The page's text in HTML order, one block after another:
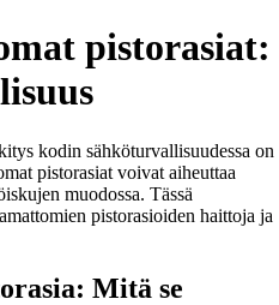
pistorasiat:
kodin sähköturvallisuudessa on
pistorasiat voivat aiheuttaa
muodossa. Tässä
pistorasioiden haittoja ja
Mitä se